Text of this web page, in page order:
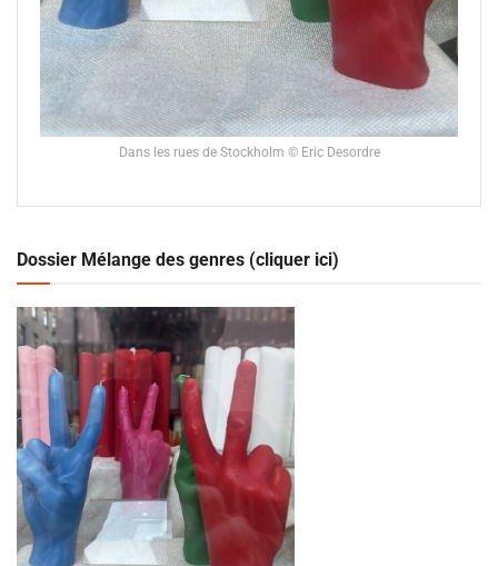
Dans les rues de Stockholm © Eric Desordre
Dossier Mélange des genres (cliquer ici)